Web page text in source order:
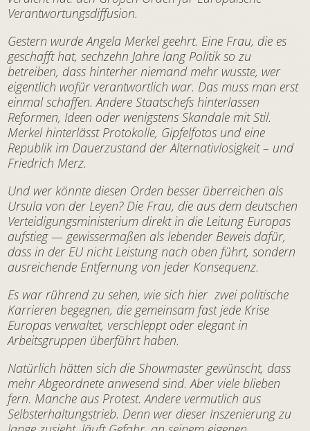
Verantwortungsdiffusion.
Gestern wurde Angela Merkel geehrt. Eine Frau, die es
geschafft hat, sechzehn Jahre lang Politik so zu
betreiben, dass hinterher niemand mehr wusste, wer
eigentlich wofür verantwortlich war. Das muss man erst
einmal schaffen. Andere Staatschefs hinterlassen
Reformen, Ideen oder wenigstens Skandale mit Stil.
Merkel hinterlässt Protokolle, Gipfelfotos und eine
Republik im Dauerzustand der Alternativlosigkeit – und
Friedrich Merz.
Und wer könnte diesen Orden besser überreichen als
Ursula von der Leyen? Die Frau, die aus dem deutschen
Verteidigungsministerium direkt in die Leitung Europas
aufstieg — gewissermaßen als lebender Beweis dafür,
dass in der EU nicht Leistung nach oben führt, sondern
ausreichende Entfernung von jeder Konsequenz.
Es war rührend zu sehen, wie sich hier zwei politische
Karrieren begegnen, die gemeinsam fast jede Krise
Europas verwaltet, verschleppt oder elegant in
Arbeitsgruppen überführt haben.
Natürlich hätten sich die Showmaster gewünscht, dass
mehr Abgeordnete anwesend sind. Aber viele blieben
fern. Manche aus Protest. Andere vermutlich aus
Selbsterhaltungstrieb. Denn wer dieser Inszenierung zu